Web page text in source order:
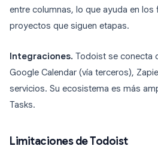
entre columnas, lo que ayuda en
proyectos que siguen etapas.
Integraciones. Todoist se conecta
Google Calendar (vía terceros),
servicios. Su ecosistema es más
Tasks.
Limitaciones de Todoist